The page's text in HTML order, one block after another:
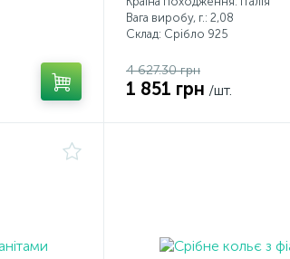
Вага виробу, г.: 2,08
Склад: Срібло 925
4 627.30 грн
1 851 грн /шт.